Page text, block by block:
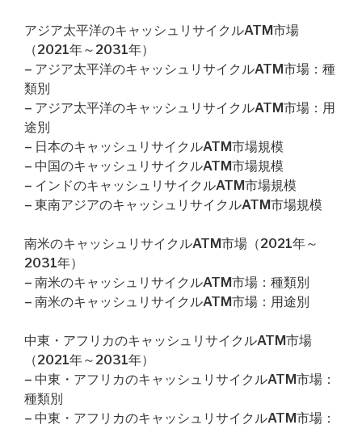
アジア太平洋のキャッシュリサイクルATM市場
（2021年～2031年）
– アジア太平洋のキャッシュリサイクルATM市場：種
類別
– アジア太平洋のキャッシュリサイクルATM市場：用
途別
– 日本のキャッシュリサイクルATM市場規模
– 中国のキャッシュリサイクルATM市場規模
– インドのキャッシュリサイクルATM市場規模
– 東南アジアのキャッシュリサイクルATM市場規模
南米のキャッシュリサイクルATM市場（2021年～
2031年）
– 南米のキャッシュリサイクルATM市場：種類別
– 南米のキャッシュリサイクルATM市場：用途別
中東・アフリカのキャッシュリサイクルATM市場
（2021年～2031年）
– 中東・アフリカのキャッシュリサイクルATM市場：
種類別
– 中東・アフリカのキャッシュリサイクルATM市場：